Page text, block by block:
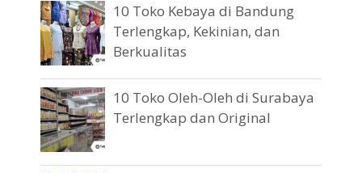
10 Toko Kebaya di Bandung
Terlengkap, Kekinian, dan
Berkualitas
10 Toko Oleh-Oleh di Surabaya
Terlengkap dan Original